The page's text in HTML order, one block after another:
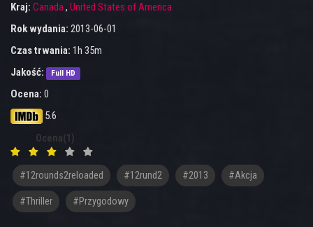
Kraj: Canada, United States of America
Rok wydania: 2013-06-01
Czas trwania: 1h 35m
Jakość:
Full HD
Ocena: 0
5.6
Ocena(1)
#12rounds2reloaded #12rund2 #2013 #Akcja
#Thriller #Przygodowy